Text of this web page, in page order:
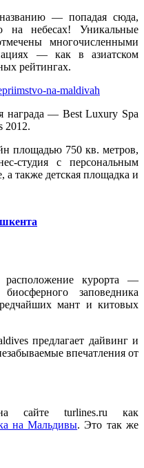
названию — попадая сюда,
на небесах! Уникальные
многочисленными
— как в азиатском
рейтингах.
награда — Best Luxury Spa
2012.
площадью 750 кв. метров,
студия с персональным
а также детская площадка и
курорта —
заповедника
мант и китовых
предлагает дайвинг и
впечатления от
сайте turlines.ru как
на Мальдивы. Это так же